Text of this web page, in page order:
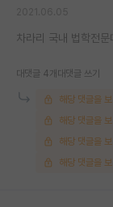
차라리 국내 법학전문
대댓글 4개 대댓글 쓰기
해당 댓글을
해당 댓글을
해당 댓글을
해당 댓글을